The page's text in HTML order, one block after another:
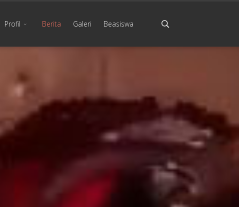
Profil Berita Galeri Beasiswa